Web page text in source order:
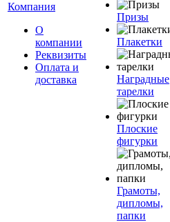
Компания
О
компании
Реквизиты
Оплата и
доставка
Призы
Плакетки
Наградные
тарелки
Плоские
фигурки
Грамоты,
дипломы,
папки